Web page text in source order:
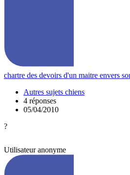
chartre des devoirs d'un maitre envers
Autres sujets chiens
4 réponses
05/04/2010
?
Utilisateur anonyme